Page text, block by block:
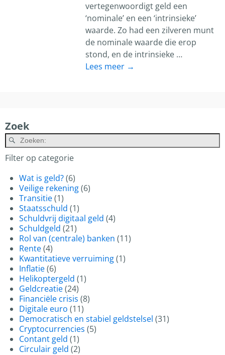
vertegenwoordigt geld een
‘nominale’ en een ‘intrinsieke’
waarde. Zo had een zilveren munt
de nominale waarde die erop
stond, en de intrinsieke …
Lees meer →
Zoek
Filter op categorie
Wat is geld?(6)
Veilige rekening(6)
Transitie(1)
Staatsschuld (1)
Schuldvrij digitaal geld (4)
Schuldgeld (21)
Rol van (centrale) banken (11)
Rente(4)
Kwantitatieve verruiming(1)
Inflatie(6)
Helikoptergeld (1)
Geldcreatie(24)
Financiële crisis (8)
Digitale euro (11)
Democratisch en stabiel geldstelsel (31)
Cryptocurrencies (5)
Contant geld (1)
Circulair geld (2)